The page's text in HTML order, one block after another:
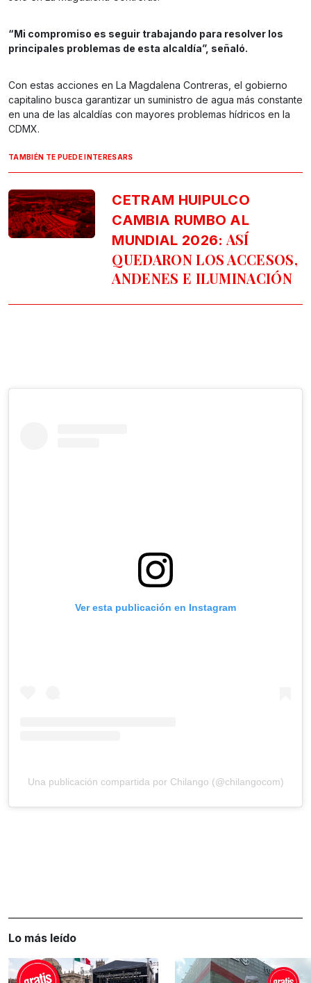
“Mi compromiso es seguir trabajando para resolver los
principales problemas de esta alcaldía”, señaló.
Con estas acciones en La Magdalena Contreras, el gobierno
capitalino busca garantizar un suministro de agua más constante
en una de las alcaldías con mayores problemas hídricos en la
CDMX.
TAMBIÉN TE PUEDE INTERESARS
CETRAM HUIPULCO
CAMBIA RUMBO AL
MUNDIAL 2026: ASÍ
QUEDARON LOS ACCESOS,
ANDENES E ILUMINACIÓN
Ver esta publicación en Instagram
Una publicación compartida por Chilango (@chilangocom)
Lo más leído